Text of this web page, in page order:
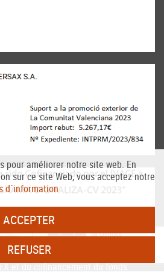
du programme ICEX Next, il a
et du cofinancement du fonds
pour améliorer notre site web. En
sur ce site Web, vous acceptez notre
d´information
ACCEPTER
REFUSER